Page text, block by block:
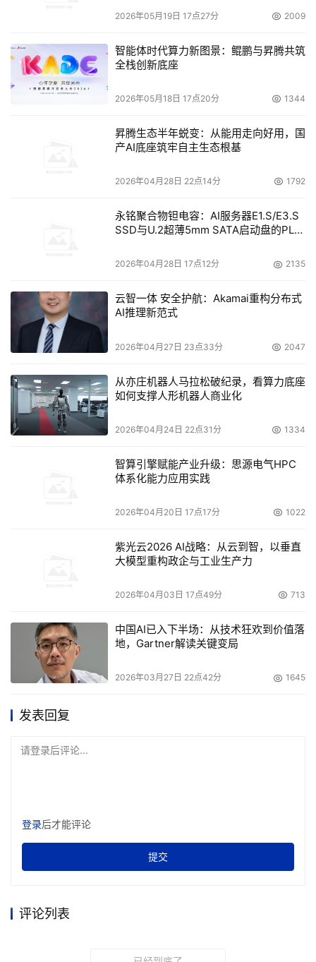
模型,解决企业模型选择、成本控制与全生命周期管理的问
台,解决企业“敢不敢用、有没有用、能不能用”的三大顾虑。
安全始终是AI落地的底线,腾讯云打造了覆盖云、企、端的
一站式安全工具箱,构建起立体的安全防护体系。此次峰会
上,腾讯云还联合中国信息通信研究院正式发布业界首份
《AI Agent安全实践指引》,系统梳理AI Agent落地的五大
人、每个团队、每个企业从重复劳动中解放出来,去开展更
有创意、更有价值的工作。腾讯云希望为企业提供全链路的
AI Agent落地解决方案,推动企业安全平稳地驾驭智能体技
本文来源于DOIT传媒，文章内容仅供参考，不构成投资建议。
2026年05月19日 17点27分 2009
智能体时代算力新图景：鲲鹏与昇腾共筑
全栈创新底座
2026年05月18日 17点20分 1344
昇腾生态半年蜕变：从能用走向好用，国
产AI底座筑牢自主生态根基
2026年04月28日 22点14分 1792
永铭聚合物钽电容：AI服务器E1.S/E3.S
SSD与U.2超薄5mm SATA启动盘的PLP
2026年04月28日 17点12分 2135
云智一体 安全护航：Akamai重构分布式
AI推理新范式
2026年04月27日 23点33分 2047
从亦庄机器人马拉松破纪录，看算力底座
如何支撑人形机器人商业化
2026年04月24日 22点31分 1334
智算引擎赋能产业升级：思源电气HPC
体系化能力应用实践
2026年04月20日 17点17分 1022
紫光云2026 AI战略：从云到智，以垂直
大模型重构政企与工业生产力
2026年04月03日 17点49分 713
中国AI已入下半场：从技术狂欢到价值落
地，Gartner解读关键变局
2026年03月27日 22点42分 1645
发表回复
请登录后评论...
登录后才能评论
提交
评论列表